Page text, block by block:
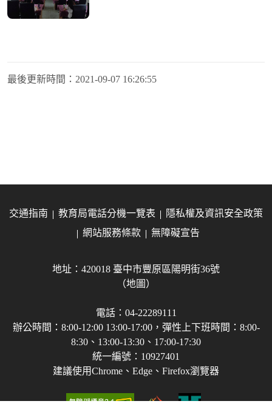
最後更新時間： 2021-09-07 16:26:55
交通指南 教育局電話分機一覽表
隱私權及資訊安全政策
網站服務條款
無障礙宣告
地址：420018 臺中市豐原區陽明街36號
（地圖）
電話：04-22289111
辦公時間：8:00-12:00 13:00-17:00，彈性上下班時間：8:00-
8:30、13:00-13:30、17:00-17:30
統一編號：10927401
建議使用Chrome、Edge、Firefox瀏覽器